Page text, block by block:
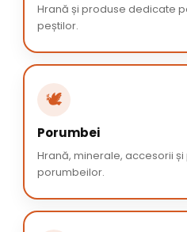
Hrană și produse dedicate
peștilor.
🕊️
Porumbei
Hrană, minerale, accesorii
porumbeilor.